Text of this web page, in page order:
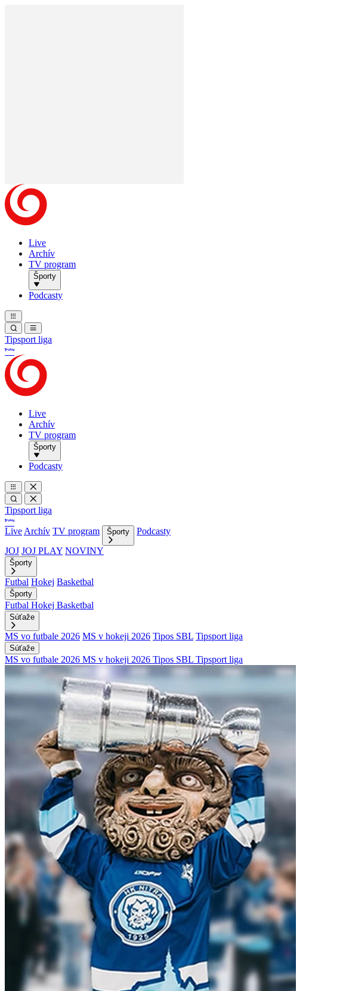
Live
Archív
TV program
Športy
Podcasty
Tipsport liga
Live
Archív
TV program
Športy
Podcasty
Tipsport liga
Live Archív TV program Športy
Podcasty
JOJ JOJ PLAY NOVINY
Športy
Futbal Hokej Basketbal
Športy
Futbal Hokej Basketbal
Súťaže
MS vo futbale 2026 MS v hokeji 2026 Tipos SBL Tipsport liga
Súťaže
MS vo futbale 2026 MS v hokeji 2026 Tipos SBL Tipsport liga